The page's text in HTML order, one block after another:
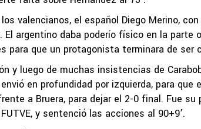
valencianos, el español Diego Merino,
El argentino daba poderío físico en la parte
para que un protagonista terminara de ser
y luego de muchas insistencias de
en profundidad por izquierda, para que
a Bruera, para dejar el 2-0 final. Fue
y sentenció las acciones al 90+9’.